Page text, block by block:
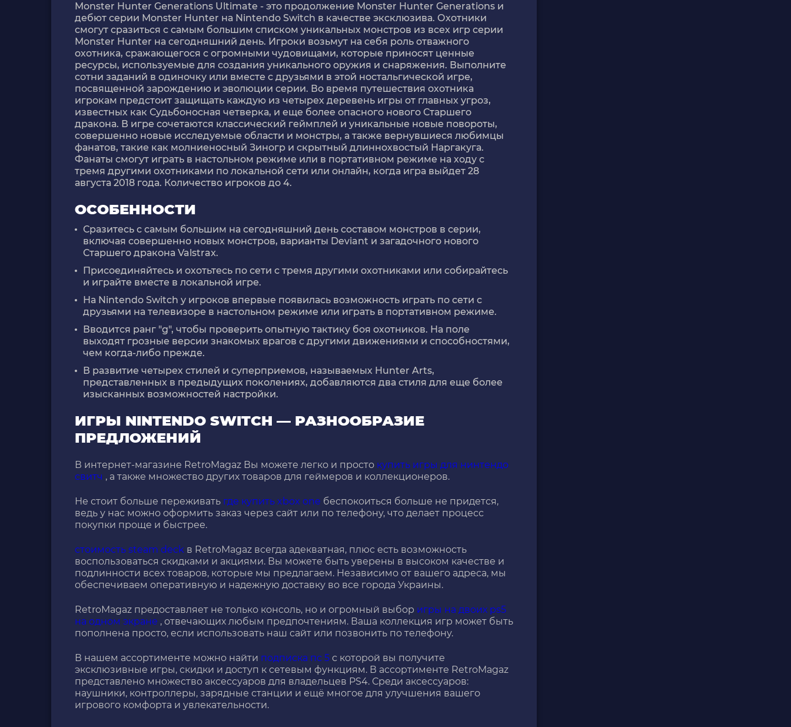
Monster Hunter Generations Ultimate - это продолжение Monster Hunter Generations и
дебют серии Monster Hunter на Nintendo Switch в качестве эксклюзива. Охотники
смогут сразиться с самым большим списком уникальных монстров из всех игр серии
Monster Hunter на сегодняшний день. Игроки возьмут на себя роль отважного
охотника, сражающегося с огромными чудовищами, которые приносят ценные
ресурсы, используемые для создания уникального оружия и снаряжения. Выполните
сотни заданий в одиночку или вместе с друзьями в этой ностальгической игре,
посвященной зарождению и эволюции серии. Во время путешествия охотника
игрокам предстоит защищать каждую из четырех деревень игры от главных угроз,
известных как Судьбоносная четверка, и еще более опасного нового Старшего
дракона. В игре сочетаются классический геймплей и уникальные новые повороты,
совершенно новые исследуемые области и монстры, а также вернувшиеся любимцы
фанатов, такие как молниеносный Зиногр и скрытный длиннохвостый Наргакуга.
Фанаты смогут играть в настольном режиме или в портативном режиме на ходу с
тремя другими охотниками по локальной сети или онлайн, когда игра выйдет 28
августа 2018 года. Количество игроков до 4.
ОСОБЕННОСТИ
Сразитесь с самым большим на сегодняшний день составом монстров в серии,
включая совершенно новых монстров, варианты Deviant и загадочного нового
Старшего дракона Valstrax.
Присоединяйтесь и охотьтесь по сети с тремя другими охотниками или собирайтесь
и играйте вместе в локальной игре.
На Nintendo Switch у игроков впервые появилась возможность играть по сети с
друзьями на телевизоре в настольном режиме или играть в портативном режиме.
Вводится ранг "g", чтобы проверить опытную тактику боя охотников. На поле
выходят грозные версии знакомых врагов с другими движениями и способностями,
чем когда-либо прежде.
В развитие четырех стилей и суперприемов, называемых Hunter Arts,
представленных в предыдущих поколениях, добавляются два стиля для еще более
изысканных возможностей настройки.
ИГРЫ NINTENDO SWITCH — РАЗНООБРАЗИЕ
ПРЕДЛОЖЕНИЙ
В интернет-магазине RetroMagaz Вы можете легко и просто купить игры для нинтендо
свитч , а также множество других товаров для геймеров и коллекционеров.
Не стоит больше переживать где купить xbox one беспокоиться больше не придется,
ведь у нас можно оформить заказ через сайт или по телефону, что делает процесс
покупки проще и быстрее.
стоимость steam deck в RetroMagaz всегда адекватная, плюс есть возможность
воспользоваться скидками и акциями. Вы можете быть уверены в высоком качестве и
подлинности всех товаров, которые мы предлагаем. Независимо от вашего адреса, мы
обеспечиваем оперативную и надежную доставку во все города Украины.
RetroMagaz предоставляет не только консоль, но и огромный выбор игры на двоих ps5
на одном экране , отвечающих любым предпочтениям. Ваша коллекция игр может быть
пополнена просто, если использовать наш сайт или позвонить по телефону.
В нашем ассортименте можно найти подписка пс 5 с которой вы получите
эксклюзивные игры, скидки и доступ к сетевым функциям. В ассортименте RetroMagaz
представлено множество аксессуаров для владельцев PS4. Среди аксессуаров:
наушники, контроллеры, зарядные станции и ещё многое для улучшения вашего
игрового комфорта и увлекательности.